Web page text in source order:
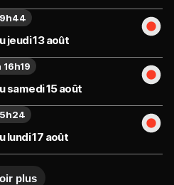
jeudi 13 août
samedi 15 août
lundi 17 août
plus